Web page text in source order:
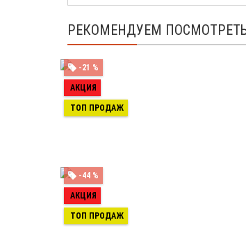
РЕКОМЕНДУЕМ
-21 %
АКЦИЯ
ТОП ПРОДАЖ
-44 %
АКЦИЯ
ТОП ПРОДАЖ